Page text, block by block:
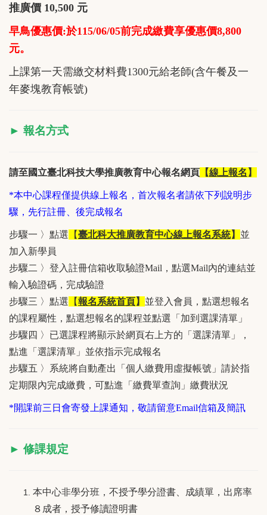
推廣價 10,500 元
早鳥優惠價:於115/06/05前完成繳費享優惠價8,800
元。
上課第一天需繳交材料費1300元給老師(含午餐及一
年麥塊教育帳號)
► 報名方式
請至國立臺北科技大學推廣教育中心報名網頁 【線上報名 】
*本中心課程僅提供線上報名，首次報名者請依下列說明步
驟，先行註冊、後完成報名
步驟一 〉點選 【臺北科大推廣教育中心線上報名系統】 並
加入新學員
步驟二 〉登入註冊信箱收取驗證Mail，點選Mail內的連結並
輸入驗證碼，完成驗證
步驟三 〉點選 【報名系統首頁】 並登入會員，點選想報名
的課程屬性，點選想報名的課程並點選「加到選課清單」
步驟四 〉已選課程將顯示於網頁右上方的「選課清單」，
點進「選課清單」並依指示完成報名
步驟五 〉系統將自動產出「個人繳費用虛擬帳號」請於指
定期限內完成繳費，可點進「繳費單查詢」繳費狀況
*開課前三日會寄發上課通知，敬請留意Email信箱及簡訊
► 修課規定
本中心非學分班，不授予學分證書、成績單，出席率
８成者，授予修讀證明書